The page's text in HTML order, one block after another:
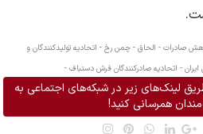
صادرات - الحاق - چمن رخ - اتحادیه تولیدکنندگان و
- اتحادیه صادرکنندگان فرش دستباف -
لینک‌های زیر در شبکه‌های اجتماعی به
همرسانی کنید!